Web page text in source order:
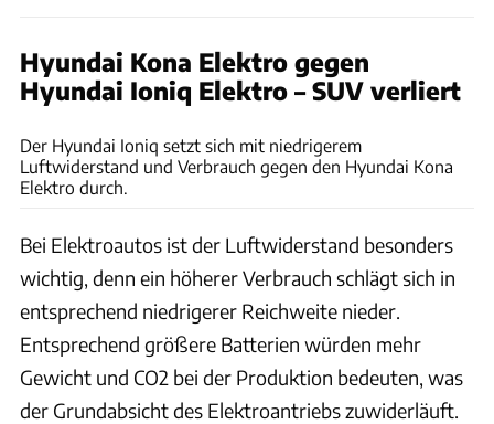
Hyundai Kona Elektro gegen
Hyundai Ioniq Elektro – SUV verliert
Uli Sonntag
Der Hyundai Ioniq setzt sich mit niedrigerem
Luftwiderstand und Verbrauch gegen den Hyundai Kona
Elektro durch.
Bei Elektroautos ist der Luftwiderstand besonders
wichtig, denn ein höherer Verbrauch schlägt sich in
entsprechend niedrigerer Reichweite nieder.
Entsprechend größere Batterien würden mehr
Gewicht und CO2 bei der Produktion bedeuten, was
der Grundabsicht des Elektroantriebs zuwiderläuft.